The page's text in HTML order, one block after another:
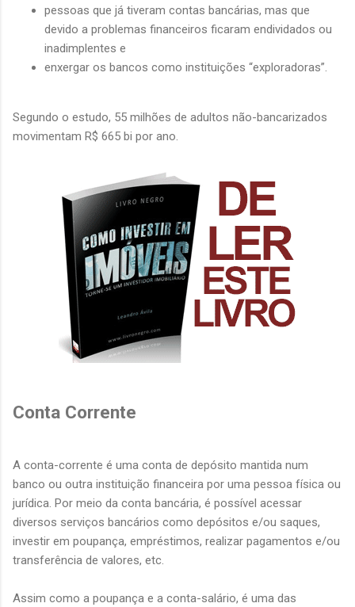
pessoas que já tiveram contas bancárias, mas que
devido a problemas financeiros ficaram endividados ou
inadimplentes e
enxergar os bancos como instituições “exploradoras”.
Segundo o estudo, 55 milhões de adultos não-bancarizados
movimentam R$ 665 bi por ano.
Conta Corrente
A conta-corrente é uma conta de depósito mantida num
banco ou outra instituição financeira por uma pessoa física ou
jurídica. Por meio da conta bancária, é possível acessar
diversos serviços bancários como depósitos e/ou saques,
investir em poupança, empréstimos, realizar pagamentos e/ou
transferência de valores, etc.
Assim como a poupança e a conta-salário, é uma das